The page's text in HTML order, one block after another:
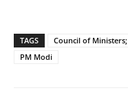
TAGS Council of Ministers;
PM Modi